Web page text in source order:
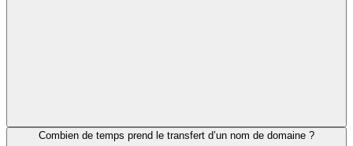
Combien de temps prend le transfert d’un nom de domaine ?